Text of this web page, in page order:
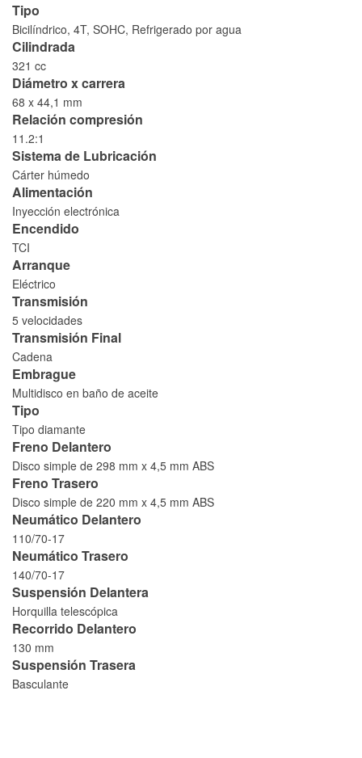
Tipo
Bicilíndrico, 4T, SOHC, Refrigerado por agua
Cilindrada
321 cc
Diámetro x carrera
68 x 44,1 mm
Relación compresión
11.2:1
Sistema de Lubricación
Cárter húmedo
Alimentación
Inyección electrónica
Encendido
TCI
Arranque
Eléctrico
Transmisión
5 velocidades
Transmisión Final
Cadena
Embrague
Multidisco en baño de aceite
Tipo
Tipo diamante
Freno Delantero
Disco simple de 298 mm x 4,5 mm ABS
Freno Trasero
Disco simple de 220 mm x 4,5 mm ABS
Neumático Delantero
110/70-17
Neumático Trasero
140/70-17
Suspensión Delantera
Horquilla telescópica
Recorrido Delantero
130 mm
Suspensión Trasera
Basculante